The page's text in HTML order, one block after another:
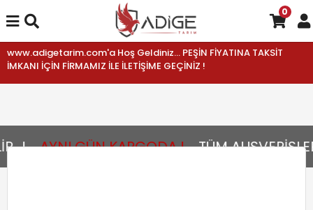
www.adigetarim.com'a Hoş Geldiniz... PEŞİN FİYATINA TAKSİT
İMKANI İÇİN FİRMAMIZ İLE İLETİŞİME GEÇİNİZ !
AYNI GÜN KARGODA ! TÜM
0